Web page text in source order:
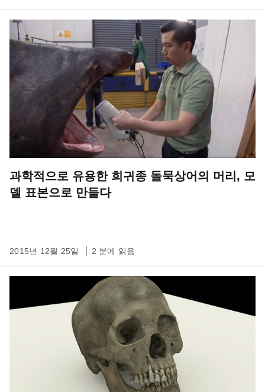
과학적으로 유용한 희귀종 돌묵상어의 머리, 모
델 표본으로 만들다
2015년 12월 25일 2 분에 읽음